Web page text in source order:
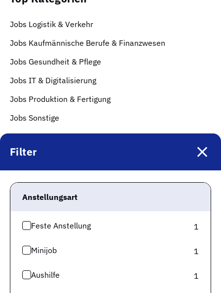
Filter
Anstellungsart
Feste Anstellung 1
Minijob 1
Aushilfe 1
Jobs Logistik & Verkehr
Jobs Kaufmännische Berufe & Finanzwesen
Jobs Gesundheit & Pflege
Jobs IT & Digitalisierung
Jobs Produktion & Fertigung
Jobs Sonstige
Jobs Technik & Ingenieurwesen
Jobs Soziales, Erziehung & Bildung
Top Städte
Jobs in München
Jobs in Berlin
Jobs in Frankfurt
Jobs in Hamburg
Jobs in Düsseldorf